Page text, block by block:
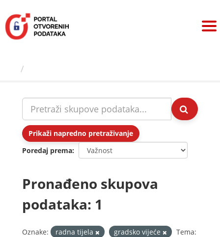
sadržaj
Prikaži napredno pretraživanje
Poredaj prema
Pronađeno skupova
podataka: 1
Oznake: radna tijela gradsko vijeće
Tema: